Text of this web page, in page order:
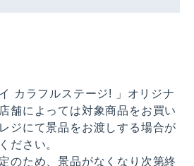
カラフルステージ! 」オリジナ
舗によっては対象商品をお買い
ジにて景品をお渡しする場合が
ださい。
のため、景品がなくなり次第終